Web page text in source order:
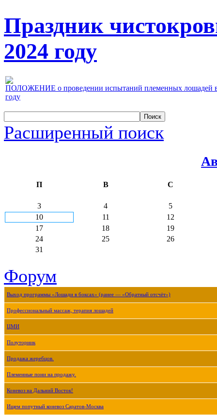
Праздник
2024 году
ПОЛОЖЕНИЕ о проведении испытаний племенных лошадей
году
Расширенный поиск
П В С
3 4
5
10
11
12
17
18
19
24
25
26
31
Форум
Выход программы «Лошади в боксах» (ранее — «Обратный отсчёт»)
Профессиональный массаж, терапия лошадей
ЦМИ
Полуторник
Продажа жеребцов.
Племенные пони на продажу.
Коневоз на Дальний Восток!
Ищем попутный коневоз Саратов-Москва